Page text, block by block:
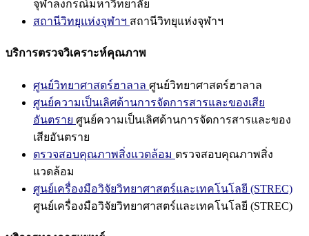
จุฬาลงกรณ์มหาวิทยาลัย
สถานีวิทยุแห่งจุฬาฯ สถานีวิทยุแห่งจุฬาฯ
บริการตรวจวิเคราะห์คุณภาพ
ศูนย์วิทยาศาสตร์ฮาลาล ศูนย์วิทยาศาสตร์ฮาลาล
ศูนย์ความเป็นเลิศด้านการจัดการสารและของเสีย
อันตราย ศูนย์ความเป็นเลิศด้านการจัดการสารและของ
เสียอันตราย
ตรวจสอบคุณภาพสิ่งแวดล้อม ตรวจสอบคุณภาพสิ่ง
แวดล้อม
ศูนย์เครื่องมือวิจัยวิทยาศาสตร์และเทคโนโลยี (STREC)
ศูนย์เครื่องมือวิจัยวิทยาศาสตร์และเทคโนโลยี (STREC)